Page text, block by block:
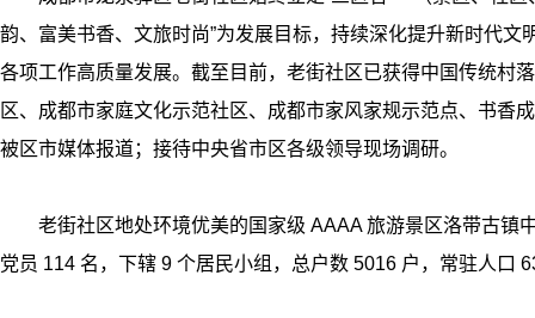
韵、富美书香、文旅时尚”为发展目标，持续深化提升新时代
各项工作高质量发展。截至目前，老街社区已获得中国传统村
区、成都市家庭文化示范社区、成都市家风家规示范点、书香
被区市媒体报道；接待中央省市区各级领导现场调研。
老街社区地处环境优美的国家级 AAAA 旅游景区洛带古镇
党员 114 名，下辖 9 个居民小组，总户数 5016 户，常驻人口